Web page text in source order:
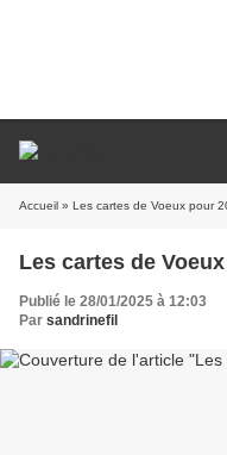
Accueil » Les cartes de Voeux pour
Les cartes de
Publié le 28/01/2025 à 12:03
Par sandrinefil